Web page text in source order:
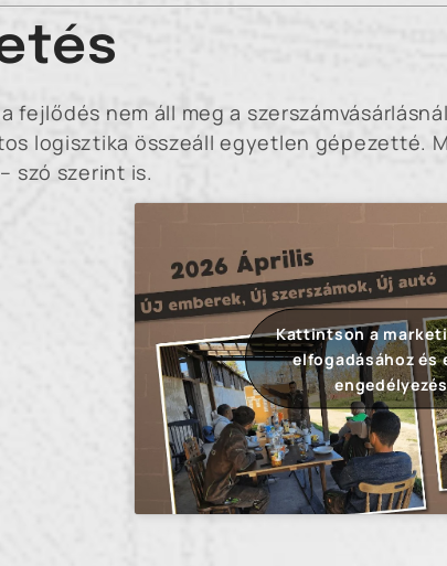
fejlődés nem áll meg a
logisztika összeáll egyetlen gépezetté.
szó szerint is.
Kattintson a
elfogadásához és